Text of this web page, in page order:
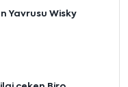
Yavrusu Wisky